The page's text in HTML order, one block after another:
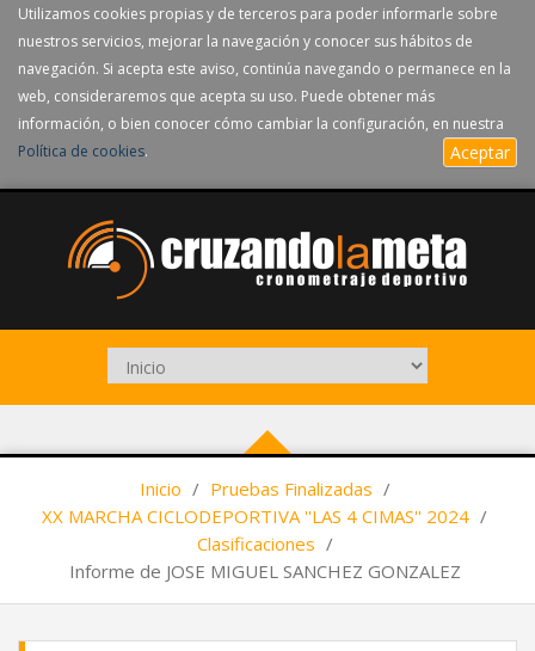
Utilizamos cookies propias y de terceros para poder informarle sobre
nuestros servicios, mejorar la navegación y conocer sus hábitos de
navegación. Si acepta este aviso, continúa navegando o permanece en la
web, consideraremos que acepta su uso. Puede obtener más
información, o bien conocer cómo cambiar la configuración, en nuestra
Política de cookies. Aceptar
Inicio / Pruebas Finalizadas /
XX MARCHA CICLODEPORTIVA ''LAS 4 CIMAS'' 2024 /
Clasificaciones /
Informe de JOSE MIGUEL SANCHEZ GONZALEZ